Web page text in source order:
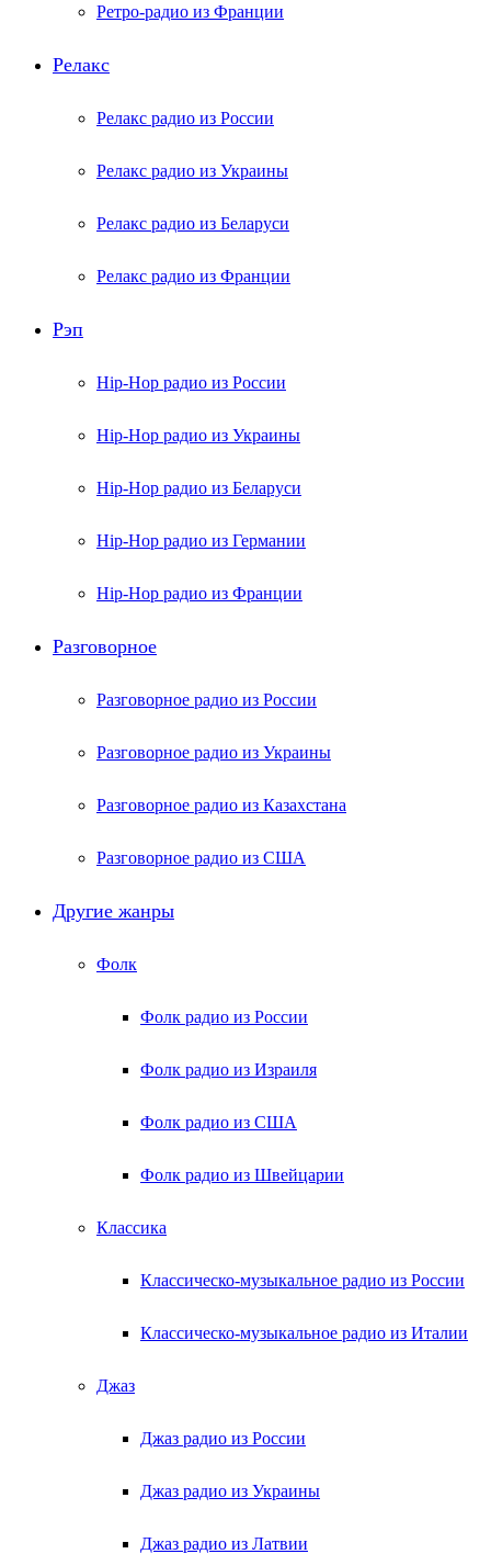
Ретро-радио из Франции
Релакс
Релакс радио из России
Релакс радио из Украины
Релакс радио из Беларуси
Релакс радио из Франции
Рэп
Hip-Hop радио из России
Hip-Hop радио из Украины
Hip-Hop радио из Беларуси
Hip-Hop радио из Германии
Hip-Hop радио из Франции
Разговорное
Разговорное радио из России
Разговорное радио из Украины
Разговорное радио из Казахстана
Разговорное радио из США
Другие жанры
Фолк
Фолк радио из России
Фолк радио из Израиля
Фолк радио из США
Фолк радио из Швейцарии
Классика
Классическо-музыкальное радио из России
Классическо-музыкальное радио из Италии
Джаз
Джаз радио из России
Джаз радио из Украины
Джаз радио из Латвии